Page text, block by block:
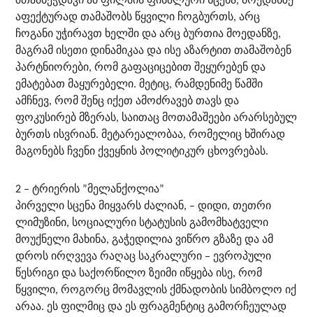
აფექტურად თამაშობს წყვილი ჩოგბურთს, არც
ჩოგანი უჭირავთ ხელში და არც ბურთია მოედანზე,
მაგრამ ისეთი დინამიკაა და ისე აზარტით თამაშობენ
პარტნიორები, რომ გაფაციცებით შეყურებენ და
ემატებათ მაყურებელი. მეტიც, რამდენიმე წამში
ამჩნევ, რომ შენც იქეთ ამოძრავებ თავს და
ფოკუსირებ მზერას, საითაც მოთამაშეები არარსებულ
ბურთს ისვრიან. მეტარეალობაა, რომელიც ხშირად
მაგონებს ჩვენი ქვეყნის პოლიტიკურ ცხოვრებას.
2 – ტრიერის ”მელანქოლია”
პირველი სცენა მიყვარს ძალიან, – დიდი, თეთრი
ლიმუზინი, სოციალური სტატუსის გამომხატველი
მოუქნელი მახინა, გაჭედილია ვიწრო გზაზე და ამ
დროს ირღვევა რაღაც საკრალური – ევროპული
წესრიგი და საქორწილო ზეიმი იწყება ისე, რომ
წყვილი, როგორც მომავლის ქმნადობის სიმბოლო იქ
არაა. ეს ფილმიც და ეს ფრაგმენტიც გამორჩეულად